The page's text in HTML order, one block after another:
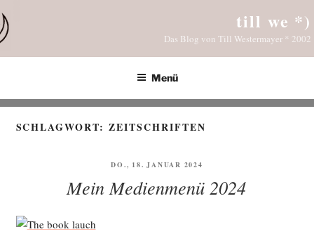
Inhalt
springen
till we *)
Das Blog von Till Westermayer * 2002
Menü
SCHLAGWORT:ZEITSCHRIFTEN
VERÖFFENTLICHT
DO., 18. JANUAR 2024
Mein Medienmenü 2024